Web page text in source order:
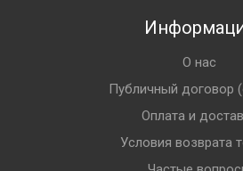
О нас
Публичный договор
Оплата и
Условия возврата